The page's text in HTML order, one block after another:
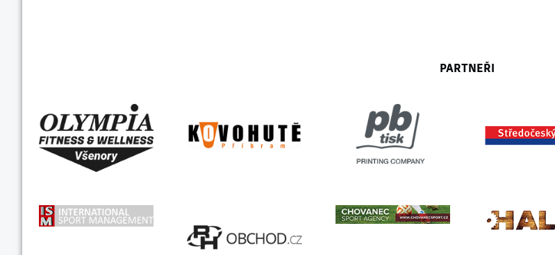
PARTNEŘI